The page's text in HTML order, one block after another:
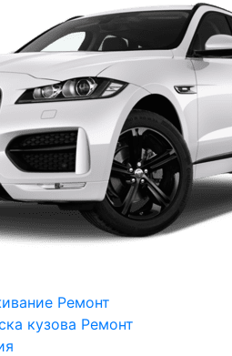
Ремонт
кузова Ремонт